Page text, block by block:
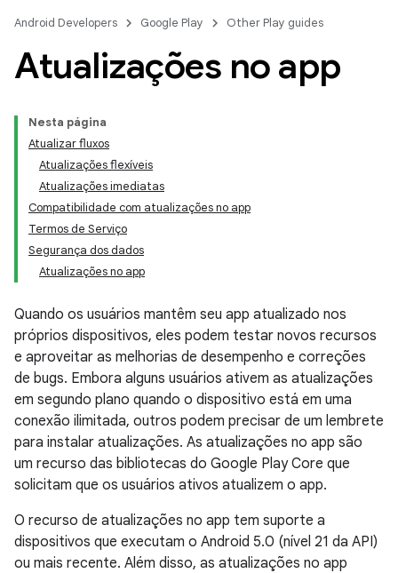
Android Developers Google Play Other Play guides
Atualizações no app
Nesta página
Atualizar fluxos
Atualizações flexíveis
Atualizações imediatas
Compatibilidade com atualizações no app
Termos de Serviço
Segurança dos dados
Atualizações no app
Quando os usuários mantêm seu app atualizado nos
próprios dispositivos, eles podem testar novos recursos
e aproveitar as melhorias de desempenho e correções
de bugs. Embora alguns usuários ativem as atualizações
em segundo plano quando o dispositivo está em uma
conexão ilimitada, outros podem precisar de um lembrete
para instalar atualizações. As atualizações no app são
um recurso das bibliotecas do Google Play Core que
solicitam que os usuários ativos atualizem o app.
O recurso de atualizações no app tem suporte a
dispositivos que executam o Android 5.0 (nível 21 da API)
ou mais recente. Além disso, as atualizações no app